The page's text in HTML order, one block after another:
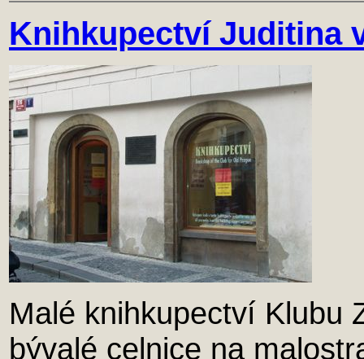
Knihkupectví Juditina
Malé knihkupectví Klubu
bývalé celnice na